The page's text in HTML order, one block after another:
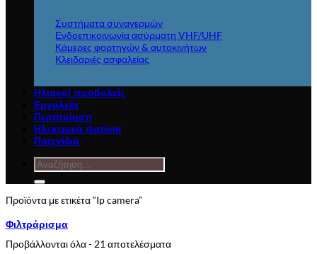
Συστήματα συναγερμών
Ενδοεπικοινωνία ασύρματη VHF/UHF
Κάμερες φορτηγών & αυτοκινήτων
Κλειδαριές ασφαλείας
Ηλιακοί προβολείς
Εργαλεία
Περιποίηση
Ηλεκτρικά πατίνια
Παιχνίδια
Αναζήτηση
για:
Προϊόντα με ετικέτα “Ip camera”
Φιλτράρισμα
Προβάλλονται όλα - 21 αποτελέσματαSorted